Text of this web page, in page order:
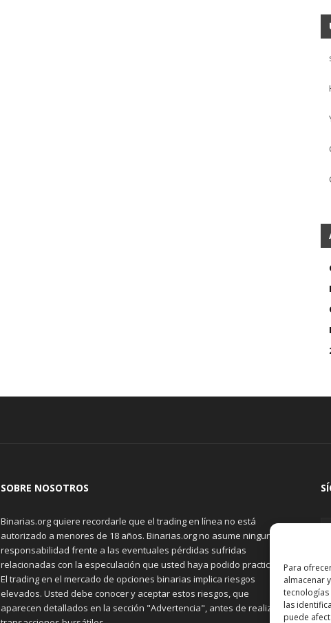
Para
almacenar
las
puede
SOBRE NOSOTROS
Binarias.org quiere recordarle que el trading en línea no está
autorizado a menores de 18 años. Binarias.org no asume ninguna
responsabilidad frente a las eventuales pérdidas sufridas
relacionadas con la especulación que usted haya podido practicar.
El trading en el mercado de opciones binarias implica riesgos
elevados. Usted debe conocer y aceptar estos riesgos, que
aparecen detallados en la sección "Advertencia", antes de realizar